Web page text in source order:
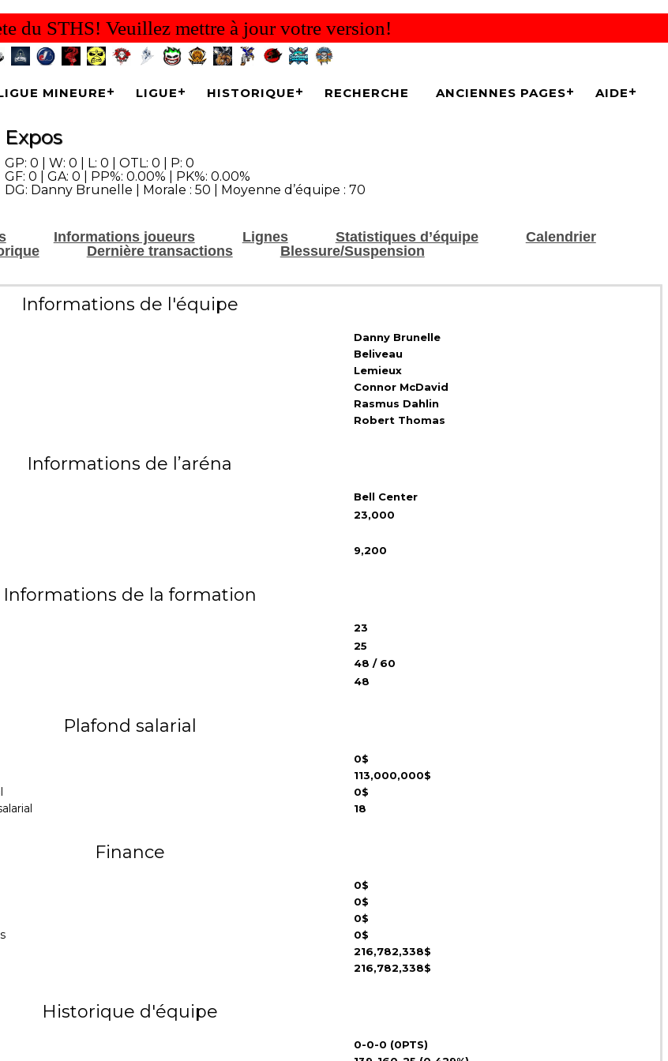
du STHS! Veuillez mettre à jour votre version!
MINEURE LIGUE HISTORIQUE RECHERCHE ANCIENNES PAGES AIDE
Expos
GP: 0 | W: 0 | L: 0 | OTL: 0 | P: 0
GF: 0 | GA: 0 | PP%: 0.00% | PK%: 0.00%
DG: Danny Brunelle | Morale : 50 | Moyenne d’équipe : 70
Informations joueurs Lignes Statistiques d’équipe
Calendrier
Dernière transactions
Blessure/Suspension
Informations de l'équipe
Danny Brunelle
Beliveau
Lemieux
Connor McDavid
Rasmus Dahlin
Robert Thomas
Informations de l’aréna
Bell Center
23,000
9,200
Informations de la formation
23
25
48 / 60
48
Plafond salarial
0$
113,000,000$
0$
18
Finance
0$
0$
0$
0$
216,782,338$
216,782,338$
Historique d'équipe
0-0-0 (0PTS)